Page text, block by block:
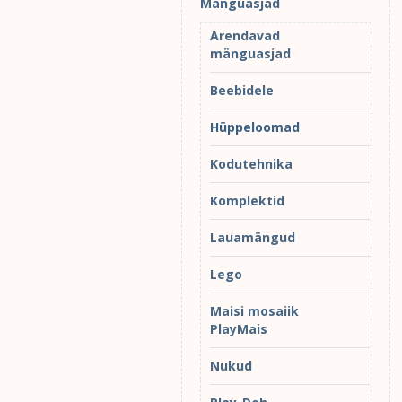
Arendavad
mänguasjad
Beebidele
Hüppeloomad
Kodutehnika
Komplektid
Lauamängud
Lego
Maisi mosaiik
PlayMais
Nukud